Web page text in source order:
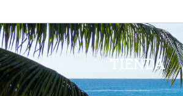
TIENDA